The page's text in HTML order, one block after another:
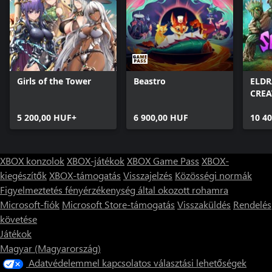
Girls of the Tower
5 200,00 HUF+
Beastro
6 900,00 HUF
10
XBOX konzolokXBOX-játékokXBOX Game Pass XBOX-
kiegészítőkXBOX-támogatás Visszajelzés Közösségi normák
Figyelmeztetés fényérzékenység által okozott rohamra
Microsoft-fiók Microsoft Store-támogatás Visszaküldés Rendelés
követése
Játékok
Magyar (Magyarország)
Adatvédelemmel kapcsolatos választási lehetőségek